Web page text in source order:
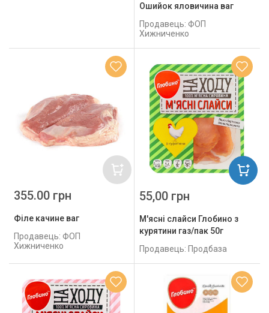
Ошийок яловичина ваг
Продавець: ФОП
Хижниченко
Філе качине ваг
Продавець: ФОП
Хижниченко
355.00 грн
М'ясні слайси Глобино з
курятини газ/пак 50г
Продавець: Продбаза
55,00 грн